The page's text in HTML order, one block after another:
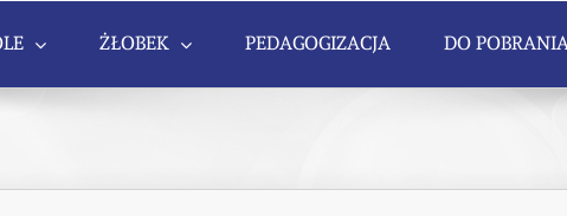
ŻŁOBEK PEDAGOGIZACJA DO